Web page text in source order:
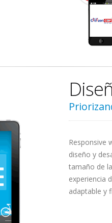
Responsive
diseño y
tamaño de
experiencia
adaptable y